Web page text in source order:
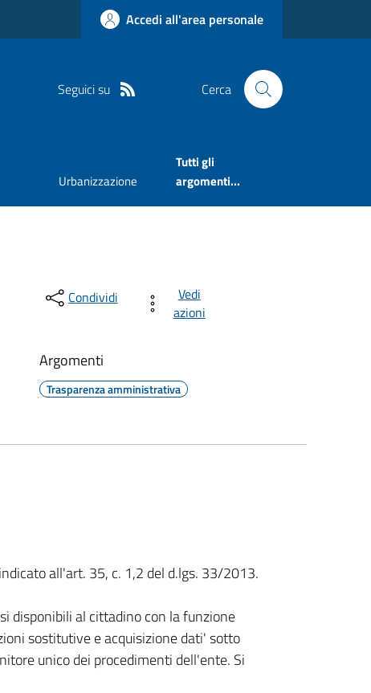
Accedi all'area personale
Seguici su Cerca
Urbanizzazione
Tutti gli
argomenti...
Condividi
Vedi
azioni
Argomenti
Trasparenza amministrativa
all'art. 35, c. 1,2 del d.lgs. 33/2013.
disponibili al cittadino con la funzione
sostitutive e acquisizione dati' sotto
unico dei procedimenti dell'ente. Si